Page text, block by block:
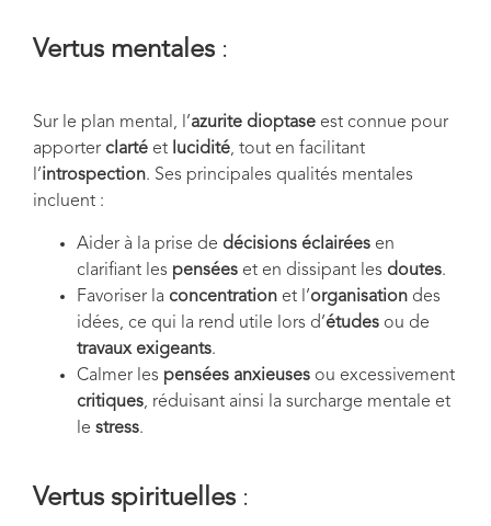
Vertus mentales :
Sur le plan mental, l’azurite dioptase est connue pour
apporter clarté et lucidité, tout en facilitant
l’introspection. Ses principales qualités mentales
incluent :
Aider à la prise de décisions éclairées en
clarifiant les pensées et en dissipant les doutes.
Favoriser la concentration et l’organisation des
idées, ce qui la rend utile lors d’études ou de
travaux exigeants.
Calmer les pensées anxieuses ou excessivement
critiques, réduisant ainsi la surcharge mentale et
le stress.
Vertus spirituelles :